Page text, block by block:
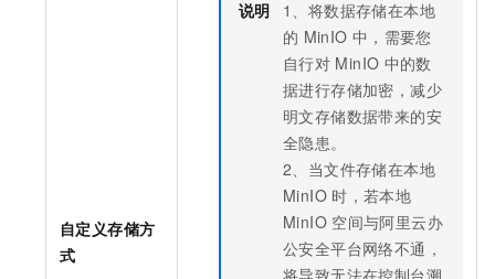
自定义存储方
式
说明
1、将数据存储在本地
的 MinIO 中，需要您
自行对 MinIO 中的数
据进行存储加密，减少
明文存储数据带来的安
全隐患。
2、当文件存储在本地
MinIO 时，若本地
MinIO 空间与阿里云办
公安全平台网络不通，
将导致无法在控制台溯